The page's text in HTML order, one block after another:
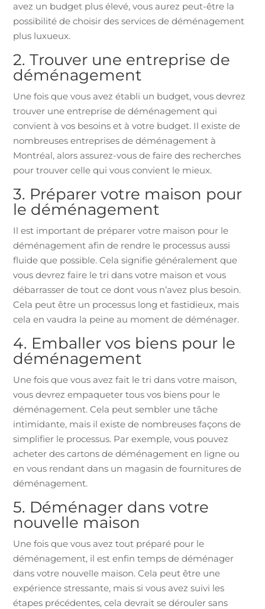
avez un budget plus élevé, vous aurez peut-être la
possibilité de choisir des services de déménagement
plus luxueux.
2. Trouver une entreprise de
déménagement
Une fois que vous avez établi un budget, vous devrez
trouver une entreprise de déménagement qui
convient à vos besoins et à votre budget. Il existe de
nombreuses entreprises de déménagement à
Montréal, alors assurez-vous de faire des recherches
pour trouver celle qui vous convient le mieux.
3. Préparer votre maison pour
le déménagement
Il est important de préparer votre maison pour le
déménagement afin de rendre le processus aussi
fluide que possible. Cela signifie généralement que
vous devrez faire le tri dans votre maison et vous
débarrasser de tout ce dont vous n’avez plus besoin.
Cela peut être un processus long et fastidieux, mais
cela en vaudra la peine au moment de déménager.
4. Emballer vos biens pour le
déménagement
Une fois que vous avez fait le tri dans votre maison,
vous devrez empaqueter tous vos biens pour le
déménagement. Cela peut sembler une tâche
intimidante, mais il existe de nombreuses façons de
simplifier le processus. Par exemple, vous pouvez
acheter des cartons de déménagement en ligne ou
en vous rendant dans un magasin de fournitures de
déménagement.
5. Déménager dans votre
nouvelle maison
Une fois que vous avez tout préparé pour le
déménagement, il est enfin temps de déménager
dans votre nouvelle maison. Cela peut être une
expérience stressante, mais si vous avez suivi les
étapes précédentes, cela devrait se dérouler sans